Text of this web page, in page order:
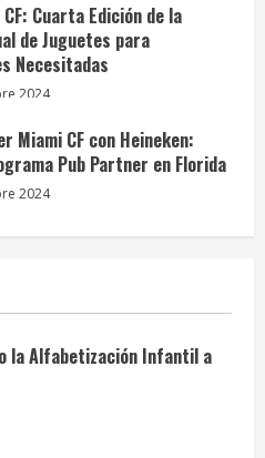
Cuarta Edición de la
de Juguetes para
Necesitadas
2024
Miami CF con Heineken:
Pub Partner en Florida
2024
la Alfabetización Infantil a